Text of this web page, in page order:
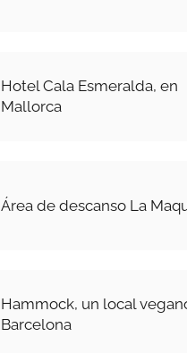
Hotel Cala Esmeralda, en
Mallorca
Área de descanso La
Hammock, un local
Barcelona